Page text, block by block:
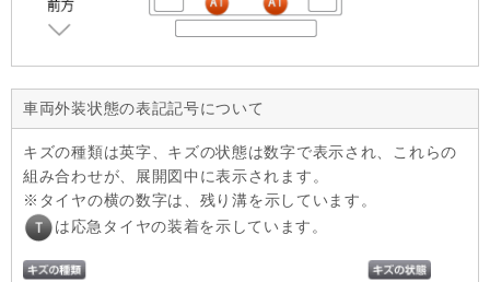
車両外装状態の表記記号について
キズの種類は英字、キズの状態は数字で表示され、これらの
組み合わせが、展開図中に表示されます。
タイヤの横の数字は、残り溝を示しています。
は応急タイヤの装着を示しています。